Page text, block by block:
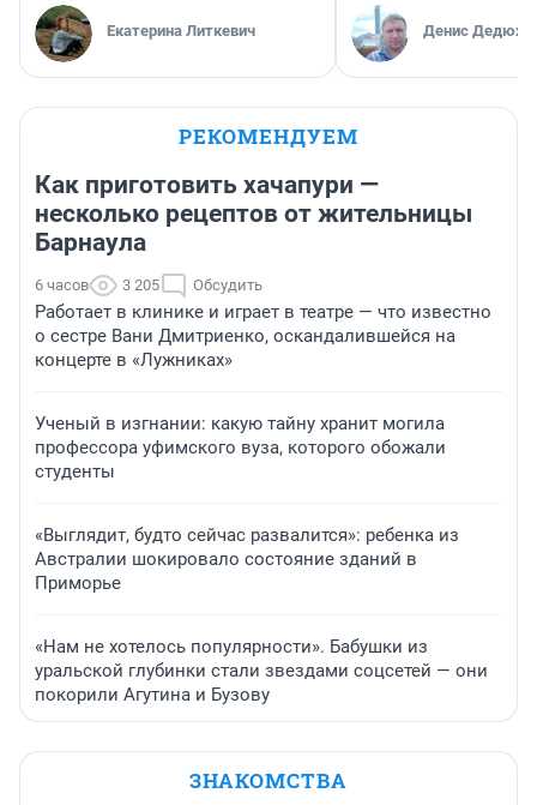
Екатерина Литкевич Денис
РЕКОМЕНДУЕМ
Как приготовить хачапури —
несколько рецептов от жительницы
Барнаула
6 часов 3 205 Обсудить
Работает в клинике и играет в театре — что известно
о сестре Вани Дмитриенко, оскандалившейся на
концерте в «Лужниках»
Ученый в изгнании: какую тайну хранит могила
профессора уфимского вуза, которого обожали
студенты
«Выглядит, будто сейчас развалится»: ребенка из
Австралии шокировало состояние зданий в
Приморье
«Нам не хотелось популярности». Бабушки из
уральской глубинки стали звездами соцсетей — они
покорили Агутина и Бузову
ЗНАКОМСТВА